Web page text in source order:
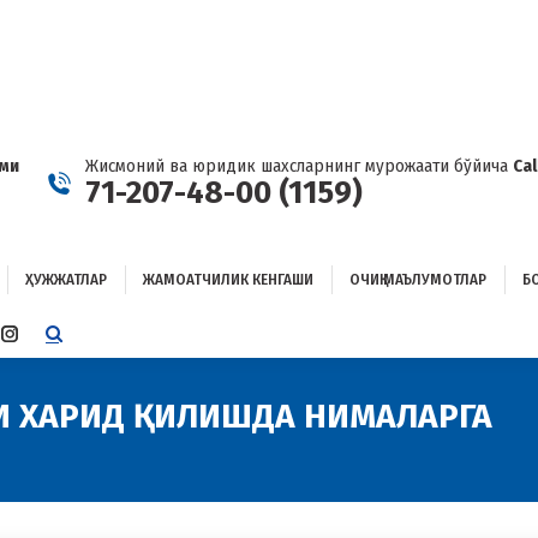
Жисмоний ва юридик шахсларнинг мурожаати бўйича
71-207-48-00 (1159)
ҲУЖЖАТЛАР ЖАМОАТЧИЛИК КЕНГАШИ ОЧИҚ МАЪЛУМОТЛАР
INSTAGRAM
IN ХАРИД ҚИЛИШДА НИМАЛАРГА